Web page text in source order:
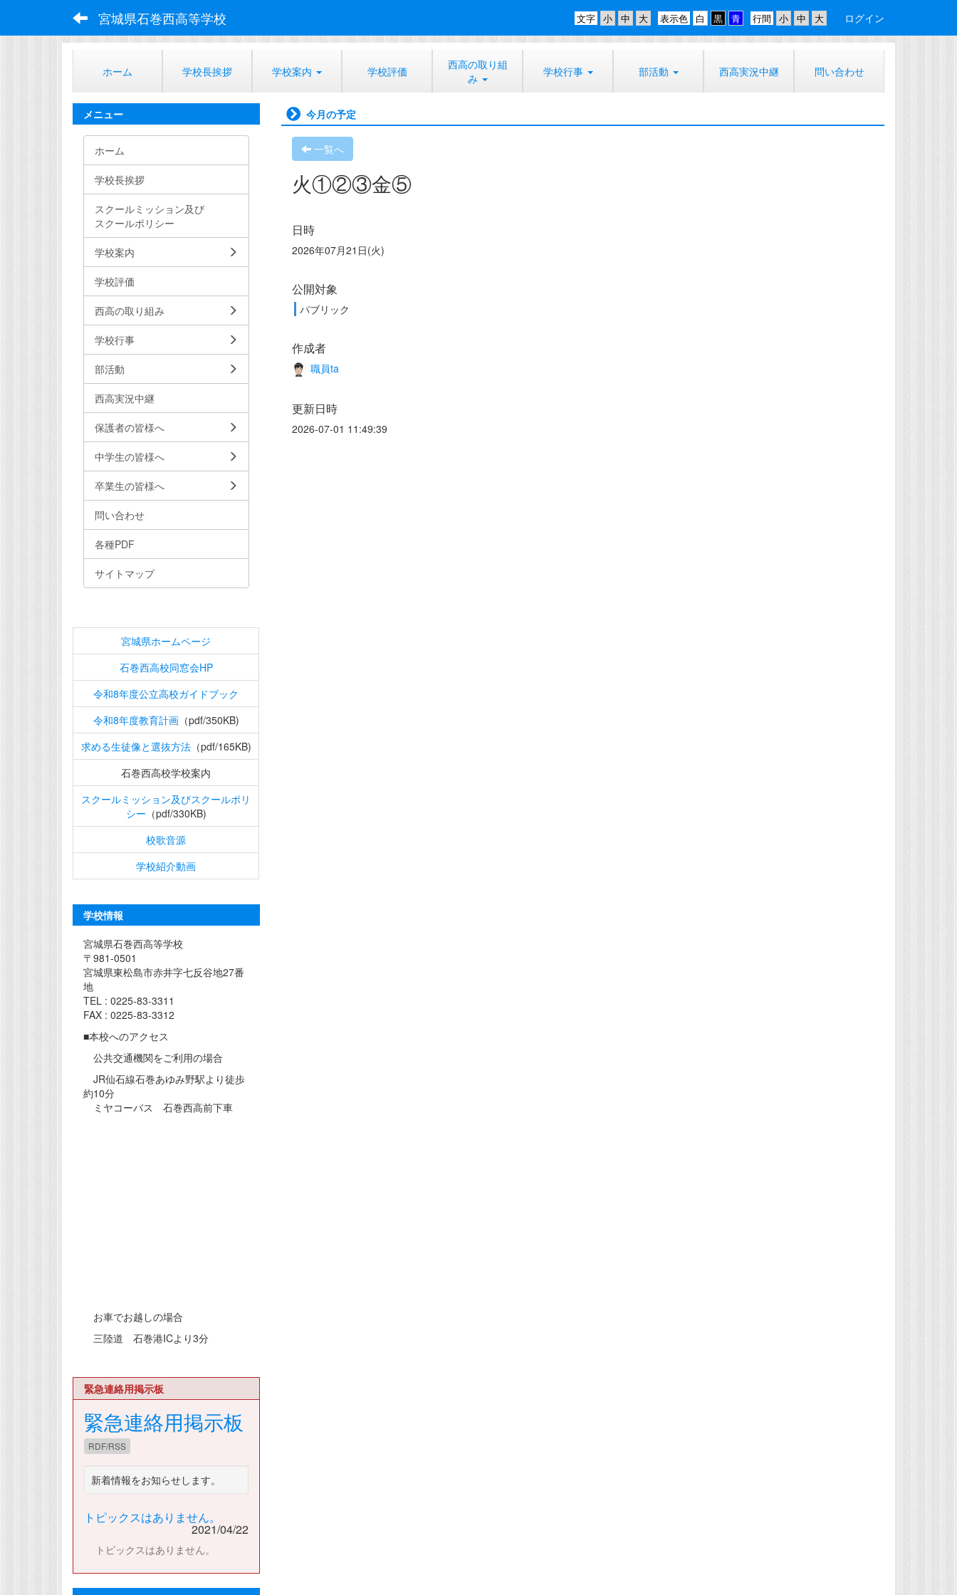
宮城県石巻西高等学校 行間
表示色
文字 ログイン
ホーム 学校長挨拶 学校案内 学校評価
西高の取り組
み
学校行事 部活動 西高実況中継 問い合わせ
今月の予定
一覧へ
火①②③金⑤
日時
2026年07月21日(火)
公開対象
パブリック
作成者
職員ta
更新日時
2026-07-01 11:49:39
メニュー
ホーム
学校長挨拶
スクールミッション及び
スクールポリシー
学校案内
学校評価
西高の取り組み
学校行事
部活動
西高実況中継
保護者の皆様へ
中学生の皆様へ
卒業生の皆様へ
問い合わせ
各種PDF
サイトマップ
宮城県ホームページ
石巻西高校同窓会HP
令和8年度公立高校ガイドブック
令和8年度教育計画（pdf/350KB)
求める生徒像と選抜方法（pdf/165KB)
石巻西高校学校案内
スクールミッション及びスクールポリ
シー （pdf/330KB)
校歌音源
学校紹介動画
学校情報
宮城県石巻西高等学校
〒981-0501
宮城県東松島市赤井字七反谷地27番
地
TEL : 0225-83-3311
FAX : 0225-83-3312
■本校へのアクセス
公共交通機関をご利用の場合
JR仙石線石巻あゆみ野駅より徒歩
約10分
ミヤコーバス 石巻西高前下車
お車でお越しの場合
三陸道 石巻港ICより3分
緊急連絡用掲示板
緊急連絡用掲示板
RDF/RSS
新着情報をお知らせします。
トピックスはありません。
2021/04/22
トピックスはありません。